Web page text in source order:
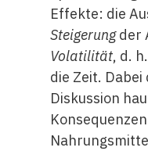
Effekte: die
Steigerungder
Volatilität, d.
die Zeit.
Diskussion